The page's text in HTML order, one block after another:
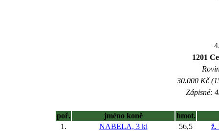
1201
30.000 Kč
Zápisné:
poř. jméno koně
hmot.
1.
NABELA, 3 kl 56,5
ž.